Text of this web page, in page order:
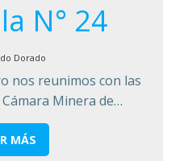
N° 24
Dorado
nos reunimos con las
Minera de…
MÁS